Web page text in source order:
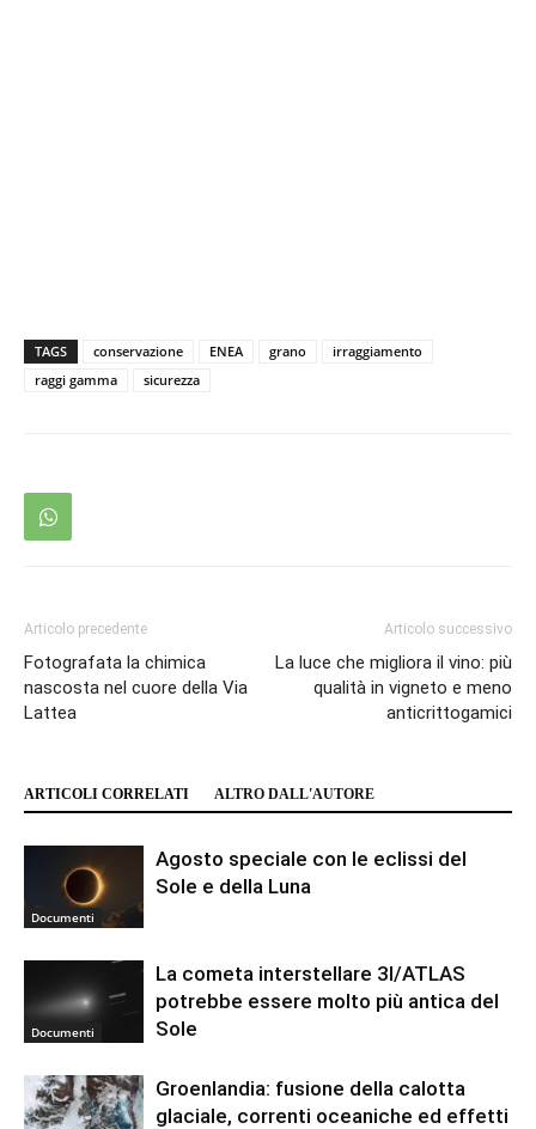
TAGS conservazione ENEA grano
irraggiamento
raggi gamma
sicurezza
Articolo precedente
Fotografata la chimica
nascosta nel cuore della Via
Lattea
Articolo successivo
La luce che migliora il vino: più
qualità in vigneto e meno
anticrittogamici
ARTICOLI CORRELATI ALTRO DALL'AUTORE
Documenti
Agosto speciale con le eclissi del
Sole e della Luna
Documenti
La cometa interstellare 3I/ATLAS
potrebbe essere molto più antica del
Sole
Groenlandia: fusione della calotta
glaciale, correnti oceaniche ed effetti